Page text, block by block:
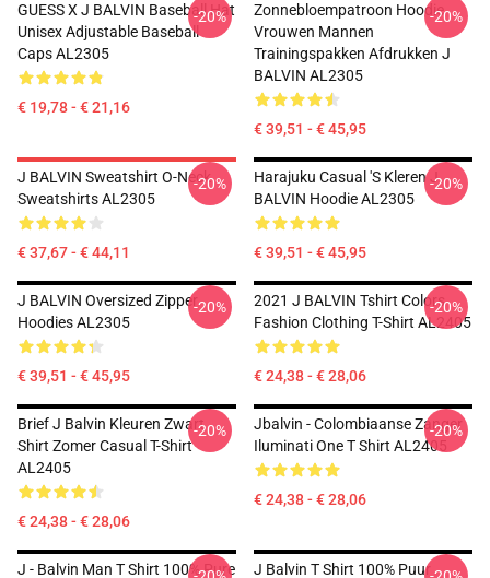
GUESS X J BALVIN Baseball Hat
Unisex Adjustable Baseball
Caps AL2305
€ 19,78 - € 21,16
-20%
Zonnebloempatroon Hoodie
Vrouwen Mannen
Trainingspakken Afdrukken J
BALVIN AL2305
€ 39,51 - € 45,95
-20%
J BALVIN Sweatshirt O-Neck
Sweatshirts AL2305
€ 37,67 - € 44,11
-20%
Harajuku Casual 's Kleren J
BALVIN Hoodie AL2305
€ 39,51 - € 45,95
-20%
J BALVIN Oversized Zipper
Hoodies AL2305
€ 39,51 - € 45,95
-20%
2021 J BALVIN Tshirt Colors
Fashion Clothing T-Shirt AL2405
€ 24,38 - € 28,06
-20%
Brief J Balvin Kleuren Zwart
Shirt Zomer Casual T-Shirt
AL2405
€ 24,38 - € 28,06
-20%
Jbalvin - Colombiaanse Zanger
Iluminati One T Shirt AL2405
€ 24,38 - € 28,06
-20%
J - Balvin Man T Shirt 100% Pure
J Balvin T Shirt 100% Puur